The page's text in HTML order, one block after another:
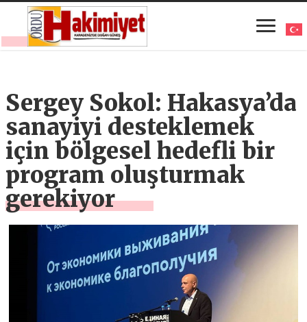
Sergey Sokol: Hakasya’da
sanayiyi desteklemek
için bölgesel hedefli bir
program oluşturmak
gerekiyor